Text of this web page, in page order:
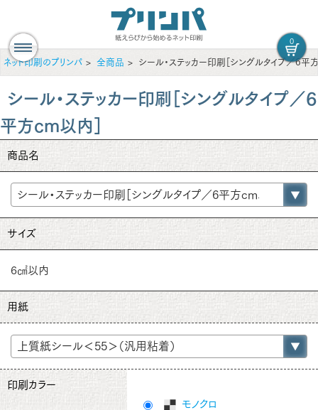
0
ネット印刷のプリンパ 全商品 シール・ステッカー印刷［シングルタイプ／6平
シール・ステッカー印刷［シングルタイプ／6
平方cm以内］
商品名
サイズ
6㎠以内
用紙
印刷カラー
モノクロ